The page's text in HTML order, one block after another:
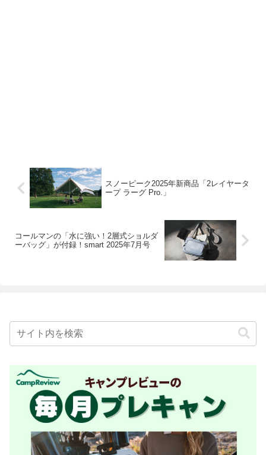
スノーピーク2025年新商品「2レイヤータ
ープ ラーグ Pro.」
コールマンの「水に強い！2層式ショルダ
ーバッグ」が付録！smart 2025年7月号